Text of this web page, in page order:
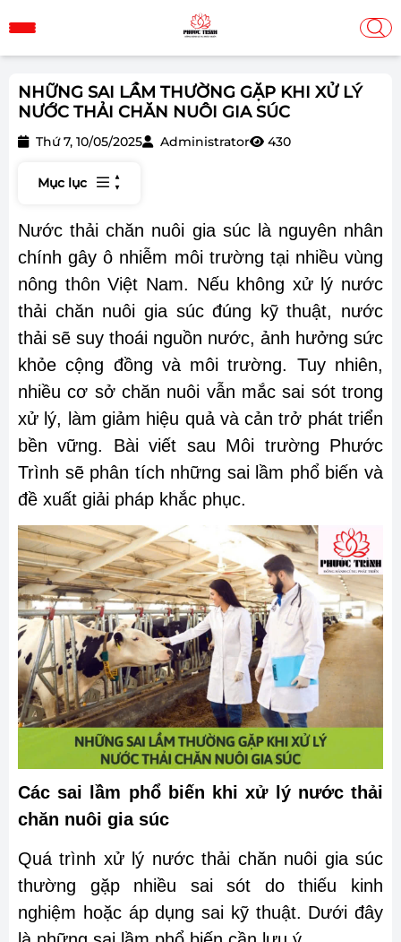
NHỮNG SAI LẦM THƯỜNG GẶP KHI XỬ LÝ
NƯỚC THẢI CHĂN NUÔI GIA SÚC
Thứ 7, 10/05/2025 Administrator 430
Mục lục
Nước thải chăn nuôi gia súc là nguyên nhân
chính gây ô nhiễm môi trường tại nhiều vùng
nông thôn Việt Nam. Nếu không xử lý nước
thải chăn nuôi gia súc đúng kỹ thuật, nước
thải sẽ suy thoái nguồn nước, ảnh hưởng sức
khỏe cộng đồng và môi trường. Tuy nhiên,
nhiều cơ sở chăn nuôi vẫn mắc sai sót trong
xử lý, làm giảm hiệu quả và cản trở phát triển
bền vững. Bài viết sau Môi trường Phước
Trình sẽ phân tích những sai lầm phổ biến và
đề xuất giải pháp khắc phục.
Các sai lầm phổ biến khi xử lý nước thải
chăn nuôi gia súc
Quá trình xử lý nước thải chăn nuôi gia súc
thường gặp nhiều sai sót do thiếu kinh
nghiệm hoặc áp dụng sai kỹ thuật. Dưới đây